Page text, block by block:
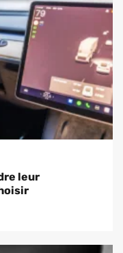
leur